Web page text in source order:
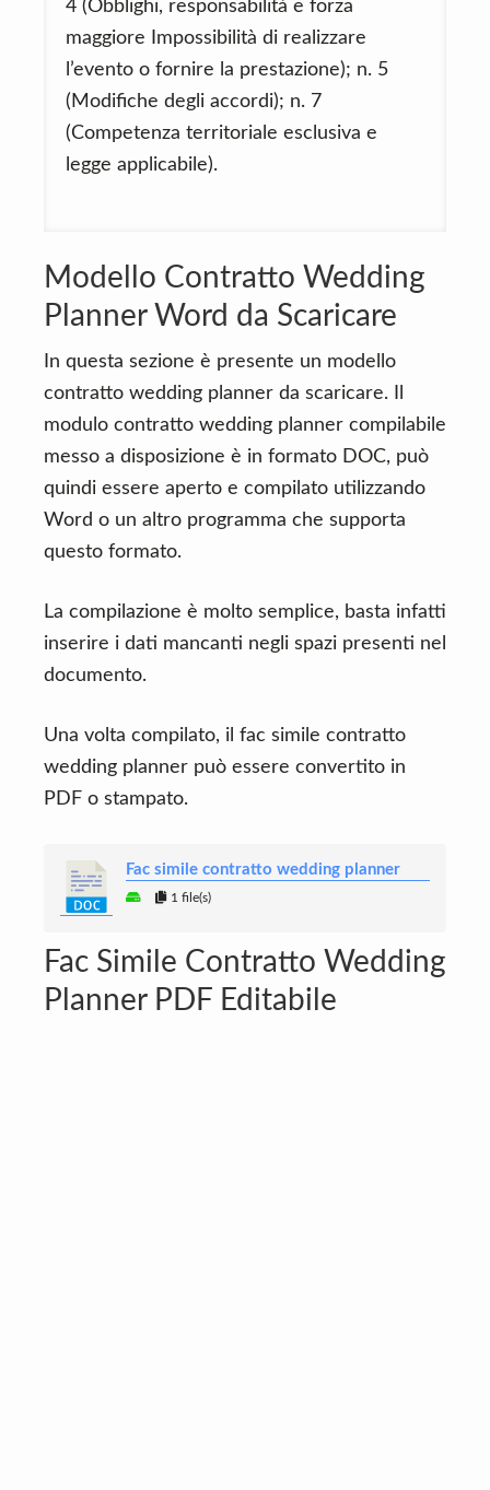
4 (Obblighi, responsabilità e forza
maggiore Impossibilità di realizzare
l’evento o fornire la prestazione); n. 5
(Modifiche degli accordi); n. 7
(Competenza territoriale esclusiva e
legge applicabile).
Modello Contratto Wedding
Planner Word da Scaricare
In questa sezione è presente un modello
contratto wedding planner da scaricare. Il
modulo contratto wedding planner compilabile
messo a disposizione è in formato DOC, può
quindi essere aperto e compilato utilizzando
Word o un altro programma che supporta
questo formato.
La compilazione è molto semplice, basta infatti
inserire i dati mancanti negli spazi presenti nel
documento.
Una volta compilato, il fac simile contratto
wedding planner può essere convertito in
PDF o stampato.
Fac simile contratto wedding planner
1 file(s)
Fac Simile Contratto Wedding
Planner PDF Editabile